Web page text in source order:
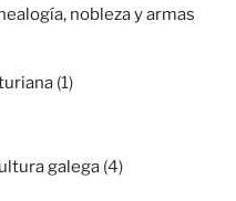
nobleza y armas
(1)
galega (4)